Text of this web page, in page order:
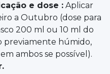
e dose : Aplicar
a Outubro (dose para
200 ml ou 10 ml do
previamente húmido,
ambos se possível).